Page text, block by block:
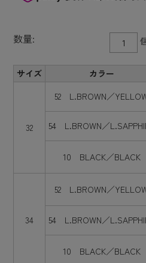
数量:
サイズ カラー
32
52 L.BROWN／
54 L.BROWN／
10 BLACK／BLACK
34
52 L.BROWN／
54 L.BROWN／
10 BLACK／BLACK